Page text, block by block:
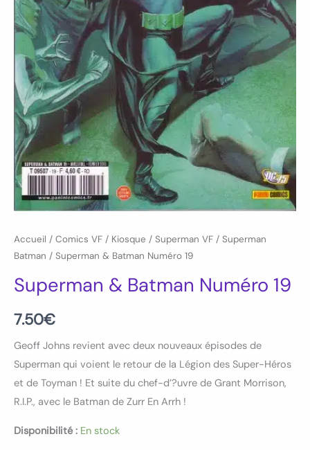
Accueil / Comics VF / Kiosque / Superman VF / Superman
Batman / Superman & Batman Numéro 19
Superman & Batman Numéro 19
7.50€
Geoff Johns revient avec deux nouveaux épisodes de
Superman qui voient le retour de la Légion des Super-Héros
et de Toyman ! Et suite du chef-d’?uvre de Grant Morrison,
R.I.P., avec le Batman de Zurr En Arrh !
Disponibilité : En stock